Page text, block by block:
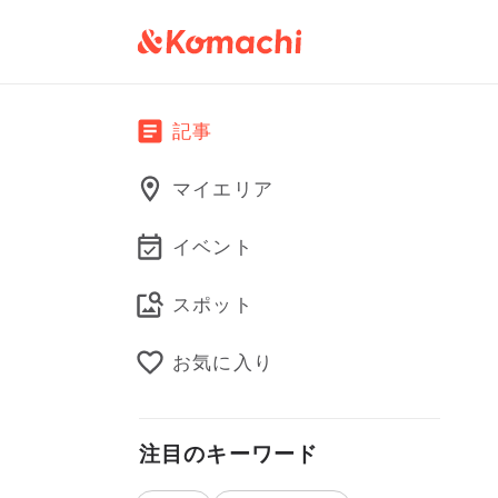
記事
マイエリア
イベント
スポット
お気に入り
注目のキーワード